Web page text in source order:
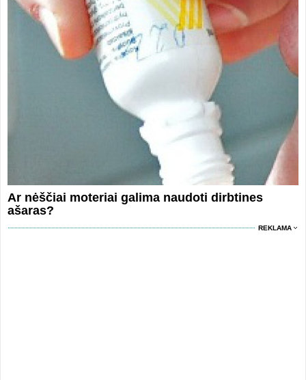
Ar nėščiai moteriai galima naudoti dirbtines
ašaras?
REKLAMA